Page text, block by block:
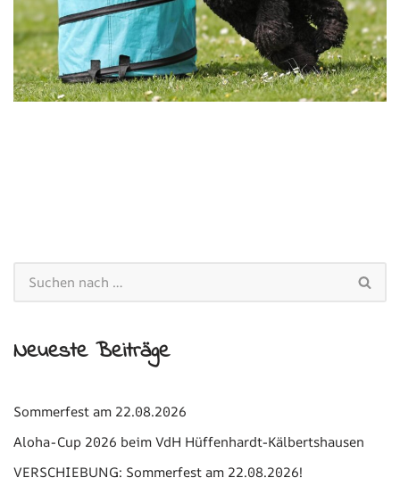
Neueste Beiträge
Sommerfest am 22.08.2026
Aloha-Cup 2026 beim VdH Hüffenhardt-Kälbertshausen
VERSCHIEBUNG: Sommerfest am 22.08.2026!